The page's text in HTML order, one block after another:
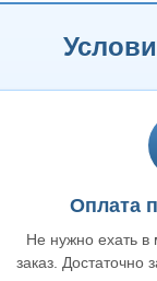
Оплата
Не нужно ехать
заказ. Достаточно